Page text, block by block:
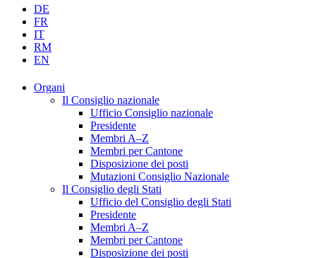
DE
FR
IT
RM
EN
Organi
Il Consiglio nazionale
Ufficio Consiglio nazionale
Presidente
Membri A–Z
Membri per Cantone
Disposizione dei posti
Mutazioni Consiglio Nazionale
Il Consiglio degli Stati
Ufficio del Consiglio degli Stati
Presidente
Membri A–Z
Membri per Cantone
Disposizione dei posti